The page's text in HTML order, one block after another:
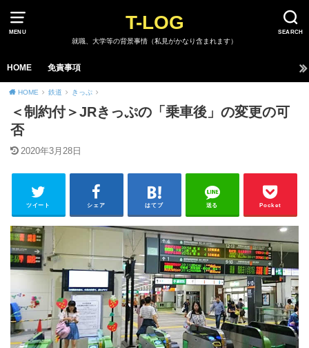
MENU SEARCH
T-LOG
就職、大学等の背景事情（私見がかなり含まれます）
HOME 免責事項
HOME 鉄道 きっぷ
＜制約付＞JRきっぷの「乗車後」の変更の可
否
2020年3月28日
ツイート シェア はてブ 送る Pocket